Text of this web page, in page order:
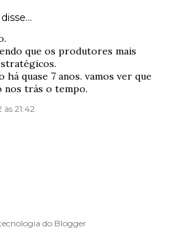
disse…
que os produtores mais
quase 7 anos. vamos ver que
trás o tempo.
às 21:42
do Blogger